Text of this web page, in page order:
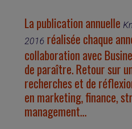
La publication annuelle
2016 réalisée chaque
collaboration avec
de paraître. Retour sur
recherches et de
en marketing, finance,
management…